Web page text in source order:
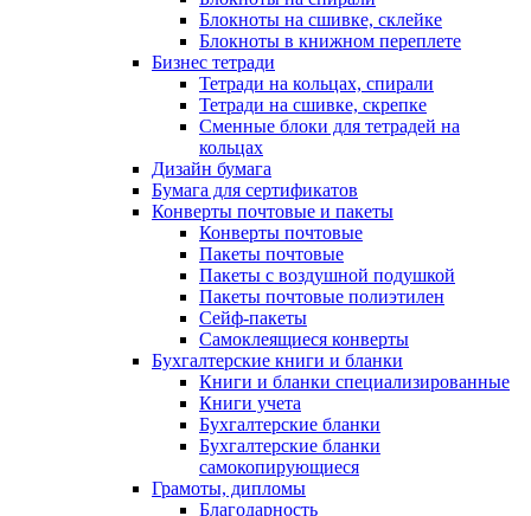
Блокноты на сшивке, склейке
Блокноты в книжном переплете
Бизнес тетради
Тетради на кольцах, спирали
Тетради на сшивке, скрепке
Сменные блоки для тетрадей на
кольцах
Дизайн бумага
Бумага для сертификатов
Конверты почтовые и пакеты
Конверты почтовые
Пакеты почтовые
Пакеты с воздушной подушкой
Пакеты почтовые полиэтилен
Сейф-пакеты
Самоклеящиеся конверты
Бухгалтерские книги и бланки
Книги и бланки специализированные
Книги учета
Бухгалтерские бланки
Бухгалтерские бланки
самокопирующиеся
Грамоты, дипломы
Благодарность